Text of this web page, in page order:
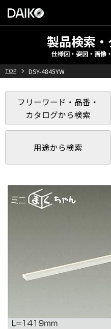
製品検索
仕様図・姿図・画像
TOP DSY-4845YW
フリーワード・品番・
カタログから検索
用途から検索